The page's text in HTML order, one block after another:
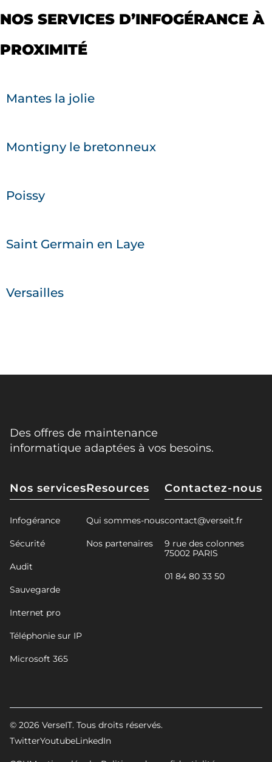
NOS SERVICES D’INFOGÉRANCE À
PROXIMITÉ
Mantes la jolie
Montigny le bretonneux
Poissy
Saint Germain en Laye
Versailles
Des offres de maintenance
informatique adaptées à vos besoins.
Nos services
Infogérance
Sécurité
Audit
Sauvegarde
Internet pro
Téléphonie sur IP
Microsoft 365
Resources
Qui sommes-nous
Nos partenaires
Contactez-nous
contact@verseit.fr
9 rue des colonnes
75002 PARIS
01 84 80 33 50
© 2026 VerseIT. Tous droits réservés.
TwitterYoutubeLinkedIn